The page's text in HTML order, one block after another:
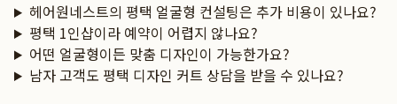
헤어원네스트의 평택 얼굴형 컨설팅은 추가 비용이 있나요?
평택 1인샵이라 예약이 어렵지 않나요?
어떤 얼굴형이든 맞춤 디자인이 가능한가요?
남자 고객도 평택 디자인 커트 상담을 받을 수 있나요?